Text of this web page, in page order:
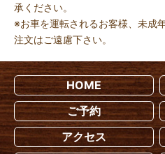
承ください。
※お車を運転されるお客様、未成
注文はご遠慮下さい。
HOME
ご予約
アクセス